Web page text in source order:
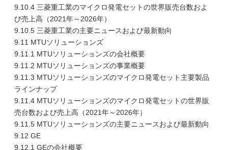
9.10.4 三菱重工業のマイクロ発電セットの世界販売台数およ
び売上高（2021年～2026年）
9.10.5 三菱重工業の主要ニュースおよび最新動向
9.11 MTUソリューションズ
9.11.1 MTUソリューションズの会社概要
9.11.2 MTUソリューションズの事業概要
9.11.3 MTUソリューションズのマイクロ発電セット主要製品
ラインナップ
9.11.4 MTUソリューションズのマイクロ発電セットの世界販
売台数および売上高（2021年～2026年）
9.11.5 MTUソリューションズの主要ニュースおよび最新動向
9.12 GE
9.12.1 GEの会社概要